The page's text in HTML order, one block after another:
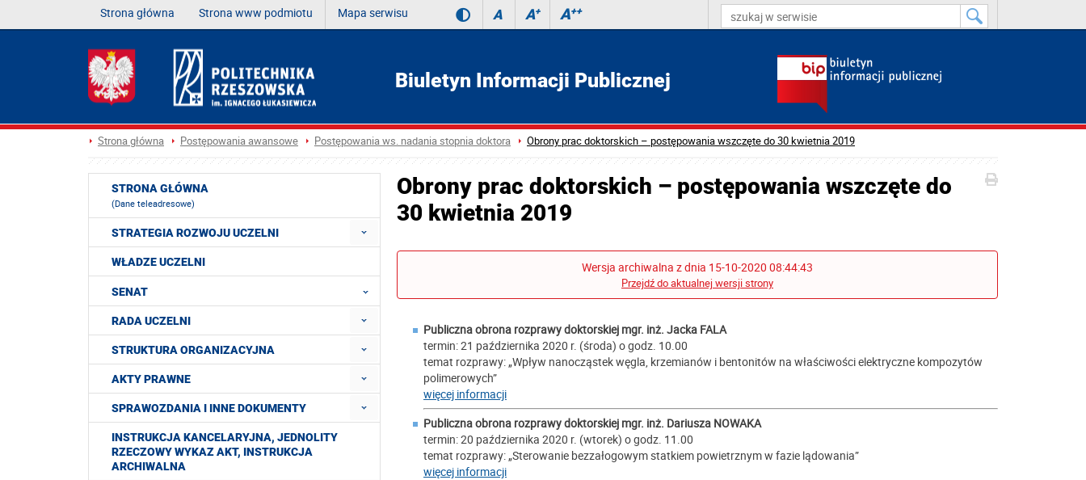
Strona główna Strona www podmiotu Mapa serwisu A A+ A++
Biuletyn Informacji Publicznej
Strona główna Postępowania awansowe Postępowania ws. nadania stopnia doktora Obrony prac doktorskich – postępowania wszczęte do 30 kwietnia 2019
Obrony prac doktorskich – postępowania wszczęte do
30 kwietnia 2019
Wersja archiwalna z dnia 15-10-2020 08:44:43
Przejdź do aktualnej wersji strony
Publiczna obrona rozprawy doktorskiej mgr. inż. Jacka FALA
termin: 21 października 2020 r. (środa) o godz. 10.00
temat rozprawy: „Wpływ nanocząstek węgla, krzemianów i bentonitów na właściwości elektryczne kompozytów
polimerowych”
więcej informacji
Publiczna obrona rozprawy doktorskiej mgr. inż. Dariusza NOWAKA
termin: 20 października 2020 r. (wtorek) o godz. 11.00
temat rozprawy: „Sterowanie bezzałogowym statkiem powietrznym w fazie lądowania”
więcej informacji
STRONA GŁÓWNA
(Dane teleadresowe)
STRATEGIA ROZWOJU UCZELNI
WŁADZE UCZELNI
SENAT
RADA UCZELNI
STRUKTURA ORGANIZACYJNA
AKTY PRAWNE
SPRAWOZDANIA I INNE DOKUMENTY
INSTRUKCJA KANCELARYJNA, JEDNOLITY
RZECZOWY WYKAZ AKT, INSTRUKCJA
ARCHIWALNA